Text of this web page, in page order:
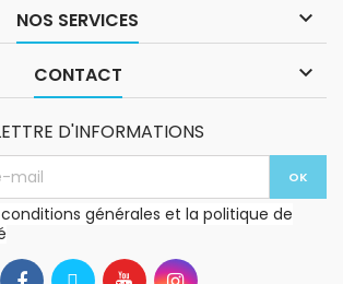
NOS SERVICES 
CONTACT 
D'INFORMATIONS
générales et la politique de